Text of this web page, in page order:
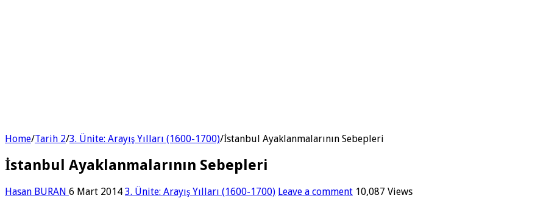
Home/Tarih 2/3. Ünite: Arayış Yılları (1600-1700)/İstanbul Ayaklanmalarının Sebepleri
İstanbul Ayaklanmalarının Sebepleri
Hasan BURAN 6 Mart 2014 3. Ünite: Arayış Yılları (1600-1700) Leave a comment 10,087 Views